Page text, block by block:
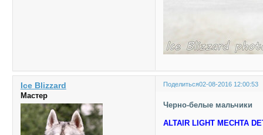
Поделиться02-08-2016 12:00:53
Ice Blizzard
Мастер
Черно-белые мальчики
ALTAIR LIGHT MECHTA